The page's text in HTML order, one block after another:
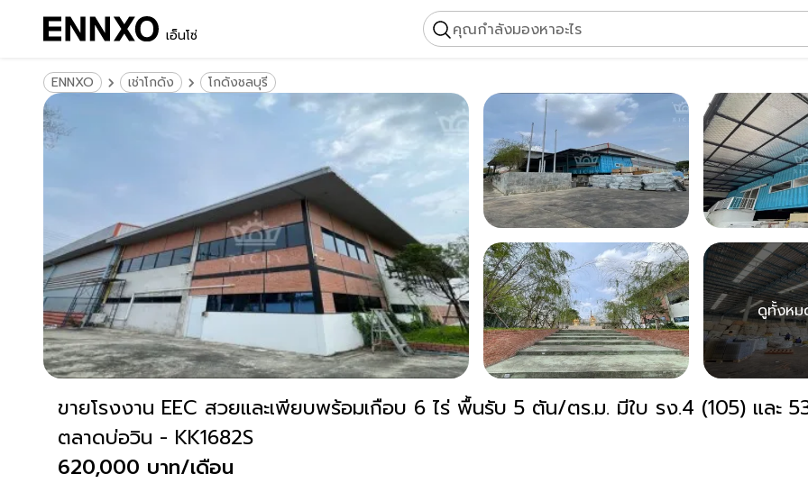
เอ็นโซ่ คุณกำลังมองหาอะไร
ENNXO เช่าโกดัง โกดังชลบุรี
ดูทั้งหม
ขายโรงงาน EEC สวยและเพียบพร้อมเกือบ 6 ไร่ พื้นรับ 5 ตัน/ตร.ม. มีใบ รง.4 (105) และ
ตลาดบ่อวิน - KK1682S
620,000 บาท/เดือน